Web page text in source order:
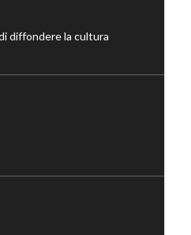
diffondere la cultura